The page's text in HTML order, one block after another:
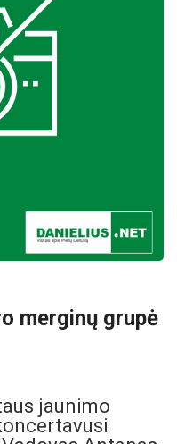
merginų grupė
jaunimo